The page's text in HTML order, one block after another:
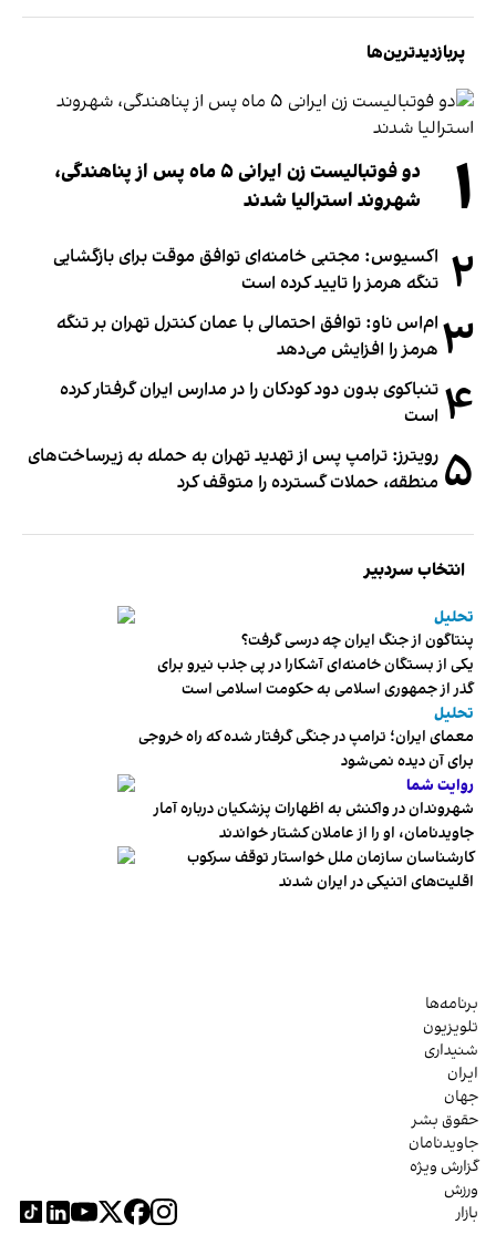
پربازدیدترین‌ها
۱
دو فوتبالیست زن ایرانی ۵ ماه پس از پناهندگی،
شهروند استرالیا شدند
۲ اکسیوس: مجتبی خامنه‌ای توافق موقت برای بازگشایی
تنگه هرمز را تایید کرده است
۳ ام‌اس ناو: توافق احتمالی با عمان کنترل تهران بر تنگه
هرمز را افزایش می‌دهد
۴ تنباکوی بدون دود کودکان را در مدارس ایران گرفتار کرده
است
۵ رویترز: ترامپ پس از تهدید تهران به حمله به زیرساخت‌های
منطقه، حملات گسترده را متوقف کرد
انتخاب سردبیر
تحلیل
پنتاگون از جنگ ایران چه درسی گرفت؟
یکی از بستگان خامنه‌ای آشکارا در پی جذب نیرو برای
گذر از جمهوری اسلامی به حکومت اسلامی است
تحلیل
معمای ایران؛ ترامپ در جنگی گرفتار شده که راه خروجی
برای آن دیده نمی‌شود
روایت شما
شهروندان در واکنش به اظهارات پزشکیان درباره آمار
جاویدنامان، او را از عاملان کشتار خواندند
کارشناسان سازمان ملل خواستار توقف سرکوب
اقلیت‌های اتنیکی در ایران شدند
برنامه‌ها
تلویزیون
شنیداری
ایران
جهان
حقوق بشر
جاویدنامان
گزارش ویژه
ورزش
بازار